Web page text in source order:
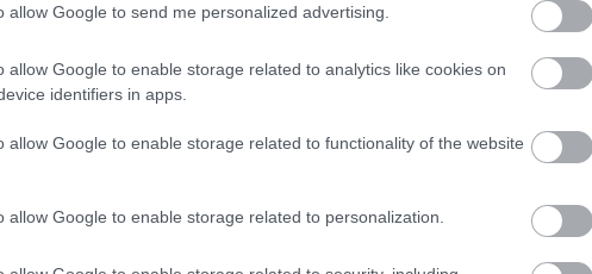
allow Google to send me personalized advertising.
allow Google to enable storage related to analytics like cookies on
identifiers in apps.
allow Google to enable storage related to functionality of the website
allow Google to enable storage related to personalization.
hatása
Fidesz hosszú évekig használt: sejtetés, suttogás, vádaskodás. A
pontosan tudják, hogy a politikai közvéleményben
arról is szól, hogya karaktergyilkosság kultúrája hogyan fordulhat